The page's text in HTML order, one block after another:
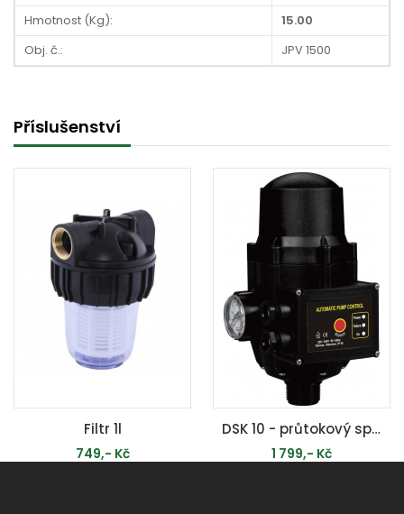
Hmotnost (Kg):
15.00
Obj. č.:
JPV 1500
Příslušenství
Filtr 1l
749,- Kč
DSK 10 - průtokový spínač (hydrokontrola)
1 799,- Kč